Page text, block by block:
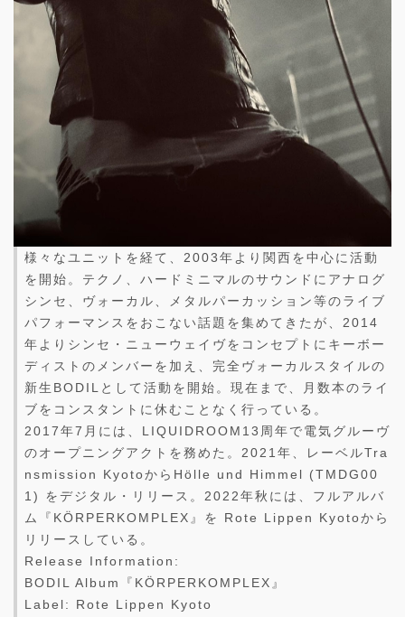
様々なユニットを経て、2003年より関西を中心に活動
を開始。テクノ、ハードミニマルのサウンドにアナログ
シンセ、ヴォーカル、メタルパーカッション等のライブ
パフォーマンスをおこない話題を集めてきたが、2014
年よりシンセ・ニューウェイヴをコンセプトにキーボー
ディストのメンバーを加え、完全ヴォーカルスタイルの
新生BODILとして活動を開始。現在まで、月数本のライ
ブをコンスタントに休むことなく行っている。
2017年7月には、LIQUIDROOM13周年で電気グルーヴ
のオープニングアクトを務めた。2021年、レーベルTra
nsmission KyotoからHölle und Himmel (TMDG00
1) をデジタル・リリース。2022年秋には、フルアルバ
ム『KÖRPERKOMPLEX』を Rote Lippen Kyotoから
リリースしている。
Release Information:
BODIL Album『KÖRPERKOMPLEX』
Label: Rote Lippen Kyoto